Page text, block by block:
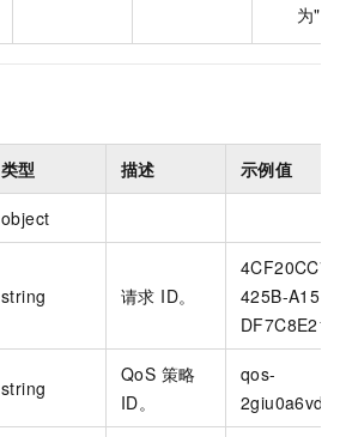
为"-"
类型 描述 示例值
object
string 请求 ID。
425B-A15B-
string
QoS 策略
ID。
qos-